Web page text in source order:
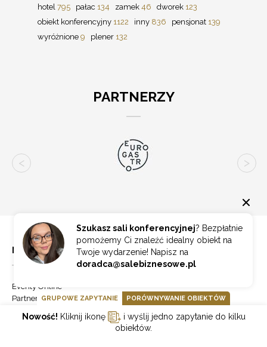
hotel 795 pałac 134 zamek 46 dworek 123
obiekt konferencyjny 1122 inny 836 pensjonat 139
wyróżnione 9 plener 132
PARTNERZY
Szukasz sali konferencyjnej? Bezpłatnie
pomożemy Ci znaleźć idealny obiekt na
Twoje wydarzenie! Napisz na
doradca@salebiznesowe.pl
NA SKRÓTY
Eventy Online
Partnerzy
Blog
GRUPOWE ZAPYTANIE PORÓWNYWANIE OBIEKTÓW
Nowość! Kliknij ikonę
i wyślij jedno zapytanie do kilku
obiektów.